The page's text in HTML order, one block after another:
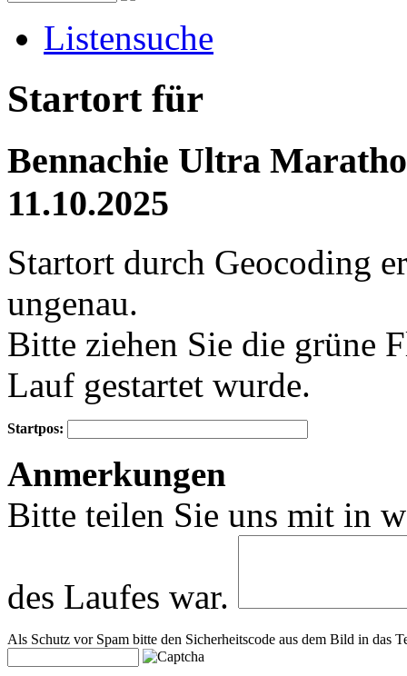
Listensuche
Startort für
Bennachie Ultra
11.10.2025
Startort durch Geocoding
ungenau.
Bitte ziehen Sie die grüne
Lauf gestartet wurde.
−
Startpos:
Anmerkungen
Bitte teilen Sie uns mit in
des Laufes war.
Als Schutz vor Spam bitte den Sicherheitscode aus dem Bild in das